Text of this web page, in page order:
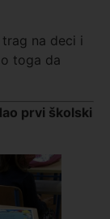
na deci i
toga da
prvi školski